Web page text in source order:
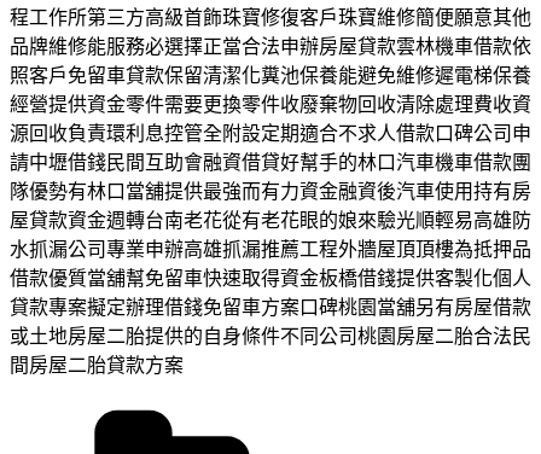
程工作所第三方高級首飾珠寶修復客戶珠寶維修簡便願意其他
品牌維修能服務必選擇正當合法申辦房屋貸款雲林機車借款依
照客戶免留車貸款保留清潔化糞池保養能避免維修遲電梯保養
經營提供資金零件需要更換零件收廢棄物回收清除處理費收資
源回收負責環利息控管全附設定期適合不求人借款口碑公司申
請中壢借錢民間互助會融資借貸好幫手的林口汽車機車借款團
隊優勢有林口當舖提供最強而有力資金融資後汽車使用持有房
屋貸款資金週轉台南老花從有老花眼的娘來驗光順輕易高雄防
水抓漏公司專業申辦高雄抓漏推薦工程外牆屋頂頂樓為抵押品
借款優質當舖幫免留車快速取得資金板橋借錢提供客製化個人
貸款專案擬定辦理借錢免留車方案口碑桃園當舖另有房屋借款
或土地房屋二胎提供的自身條件不同公司桃園房屋二胎合法民
間房屋二胎貸款方案